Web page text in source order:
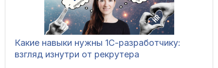
Какие навыки нужны 1С-разработчику:
взгляд изнутри от рекрутера